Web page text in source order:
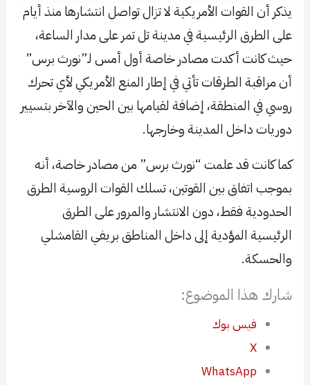
يذكر أن القوات الأمريكية لا تزال تواصل انتشارها منذ أيام
على الطرق الرئيسية في مدينة تل تمر على مدار الساعة،
حيث كانت أكدت مصادر خاصة أول أمس لـ”نورث برس”
أن مراقبة الطرقات تأتي في إطار المنع الأمريكي لأي تحرك
روسي في المنطقة، إضافة لقيامها بين الحين والآخر بتسيير
دوريات داخل المدينة وخارجها.
كما كانت قد علمت “نورث برس” من مصادر خاصة، أنه
بموجب اتفاق بين القوتين، تسلك القوات الروسية الطرق
الحدودية فقط، دون الانتشار والمرور على الطرق
الرئيسية المؤدية إلى داخل المناطق بريفي القامشلي
والحسكة.
شارك هذا الموضوع:
فيس بوك
X
WhatsApp